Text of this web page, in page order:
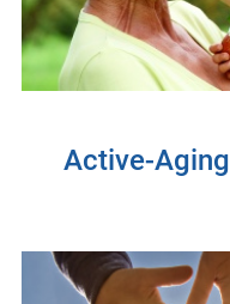
Active-Aging